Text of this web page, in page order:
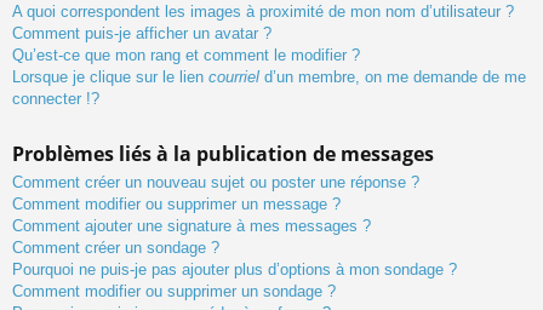
A quoi correspondent les images à proximité de mon nom d’utilisateur ?
Comment puis-je afficher un avatar ?
Qu’est-ce que mon rang et comment le modifier ?
Lorsque je clique sur le lien courriel d’un membre, on me demande de me
connecter !?
Problèmes liés à la publication de messages
Comment créer un nouveau sujet ou poster une réponse ?
Comment modifier ou supprimer un message ?
Comment ajouter une signature à mes messages ?
Comment créer un sondage ?
Pourquoi ne puis-je pas ajouter plus d’options à mon sondage ?
Comment modifier ou supprimer un sondage ?